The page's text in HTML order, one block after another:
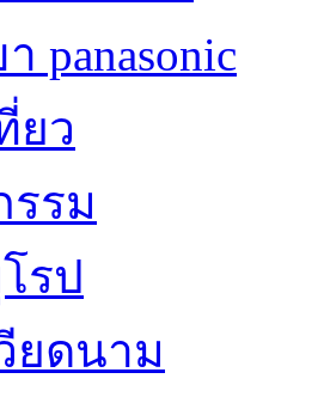
panasonic
ยว
รม
รป
ยดนาม